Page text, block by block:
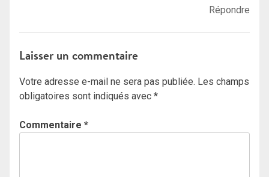
Répondre
Laisser un commentaire
Votre adresse e-mail ne sera pas publiée. Les champs
obligatoires sont indiqués avec *
Commentaire *